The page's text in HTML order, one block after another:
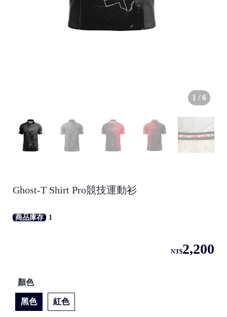
1 /6
Ghost-T Shirt Pro競技運動衫
商品庫存 1
NT$2,200
顏色
黑色 紅色